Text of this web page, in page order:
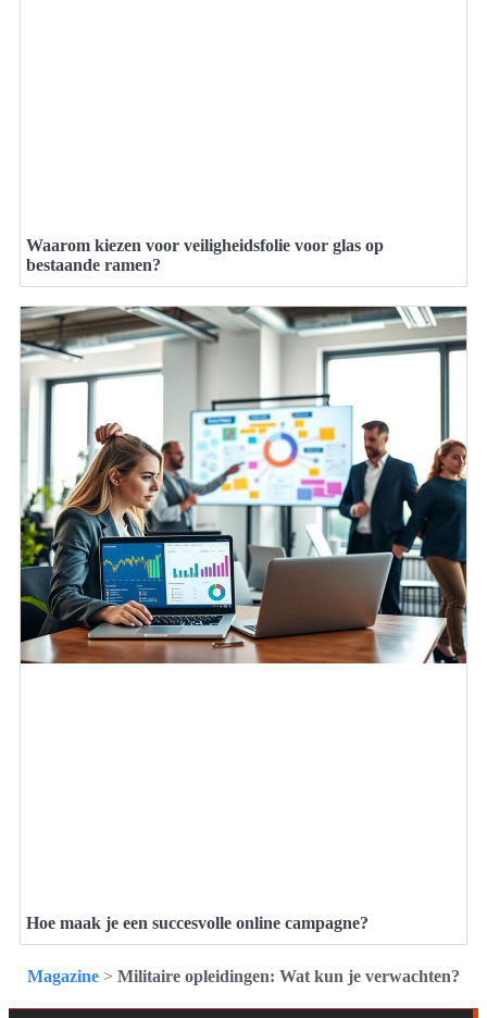
Waarom kiezen voor veiligheidsfolie voor glas op
bestaande ramen?
Hoe maak je een succesvolle online campagne?
Magazine > Militaire opleidingen: Wat kun je verwachten?